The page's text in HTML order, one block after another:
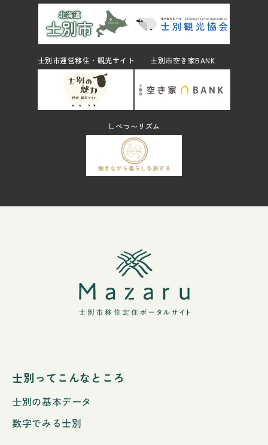
士別市運営移住・観光サイト 士別市空き家BANK
しべつ〜リズム
士別ってこんなところ
士別の基本データ
数字でみる士別